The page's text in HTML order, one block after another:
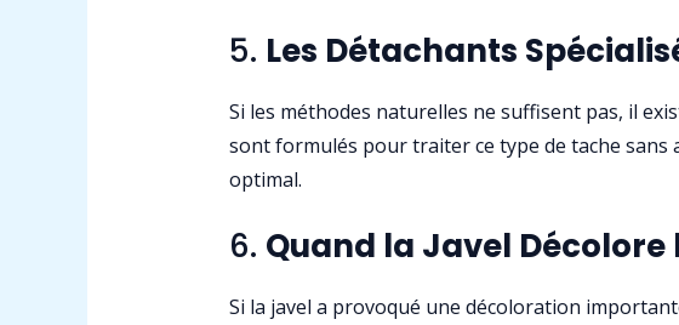
5. Les Détachants
Si les méthodes naturelles ne suffisent pas, il
sont formulés pour traiter ce type de tache
optimal.
6. Quand la Javel Décolore
Si la javel a provoqué une décoloration